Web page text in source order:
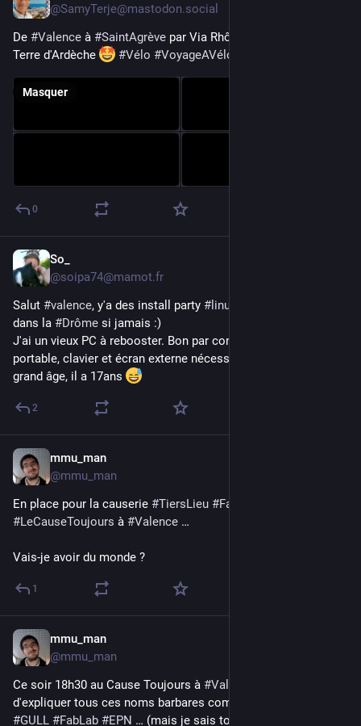
@SamyTerje@mastodon.social
De #Valence à #SaintAgrève par Via Rhôna, gorges du Doux et
Terre d'Ardèche
#Vélo #VoyageAVélo
Masquer
0
So_
@soipa74@mamot.fr
Salut #valence, y'a des install party # linux
dans la #Drôme si jamais :)
J'ai un vieux PC à rebooster. Bon par contre, il est plus très
portable, clavier et écran externe nécessaire, excusez son
grand âge, il a 17ans
2
mmu_man
@mmu_man
En place pour la causerie #TiersLieu #FabLab
#LeCauseToujours à #Valence …
Vais-je avoir du monde ?
1
mmu_man
@mmu_man
Ce soir 18h30 au Cause Toujours à #Valence
d'expliquer tous ces noms barbares comme
#GULL #FabLab #EPN … (mais je sais toujours pas ce que je